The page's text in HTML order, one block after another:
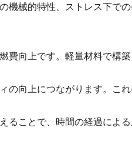
械的特性、ストレス下で
向上です。軽量材料で構
向上につながります。こ
ことで、時間の経過によ